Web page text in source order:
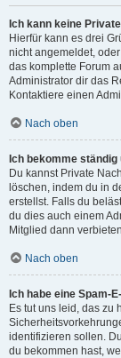
Ich kann keine
Hierfür kann es drei
nicht angemeldet,
das komplette Forum
Administrator dir das
Kontaktiere einen
Nach oben
Ich bekomme
Du kannst Private
löschen, indem du in
erstellst. Falls du
du dies auch einem
Mitglied dann
Nach oben
Ich habe eine Spam-
Es tut uns leid, das zu
identifizieren sollen.
du bekommen hast,